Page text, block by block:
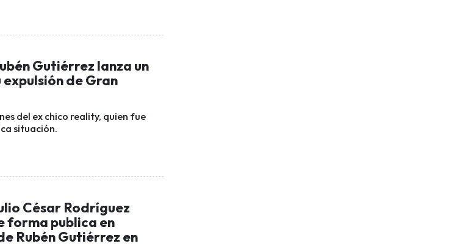
Gutiérrez lanza un
de Gran
del ex chico reality, quien fue
situación.
César Rodríguez
forma publica en
Rubén Gutiérrez en